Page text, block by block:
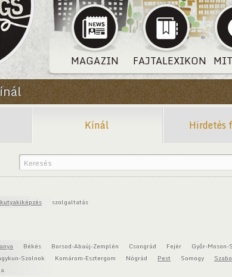
MAGAZIN FAJTALEXIKON
Kínál Hirdetés
kutyakiképzés szolgaltatás
Békés Borsod-Abaúj-Zemplén Csongrád Fejér
Győr-Moson-
Szolnok Komárom-Esztergom Nógrád Pest Somogy